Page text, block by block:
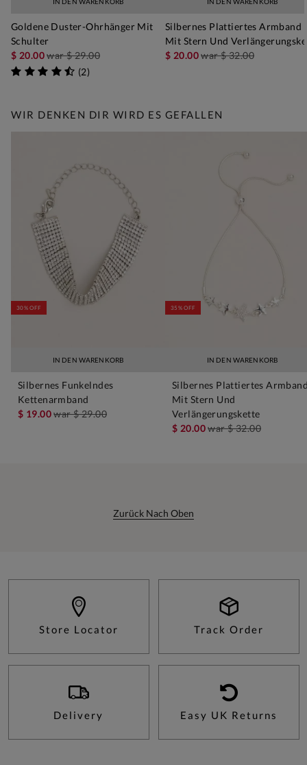
Goldene Duster-Ohrhänger Mit
Schulter
$ 20.00war$ 29.00
(2)
Silbernes Plattiertes Armband
Mit Stern Und
$ 20.00war$ 32.00
WIR DENKEN DIR WIRD ES GEFALLEN
IN DEN WARENKORB
30% OFF
Silbernes Funkelndes
Kettenarmband
$ 19.00war$ 29.00
IN DEN WARENKORB
35% OFF
Silbernes Plattiertes
Mit Stern Und
Verlängerungskette
$ 20.00war$ 32.00
Zurück Nach Oben
Store Locator Track Order
Delivery Easy UK Returns